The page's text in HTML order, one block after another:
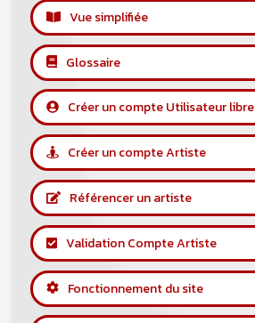
Vue simplifiée
Glossaire
Créer un compte Utilisateur libre
Créer un compte Artiste
Référencer un artiste
Validation Compte Artiste
Fonctionnement du site